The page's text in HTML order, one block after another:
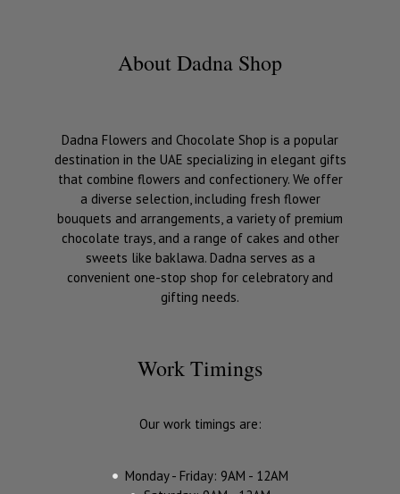
About Dadna Shop
Dadna Flowers and Chocolate Shop is a popular
destination in the UAE specializing in elegant gifts
that combine flowers and confectionery. We offer
a diverse selection, including fresh flower
bouquets and arrangements, a variety of premium
chocolate trays, and a range of cakes and other
sweets like baklawa. Dadna serves as a
convenient one-stop shop for celebratory and
gifting needs.
Work Timings
Our work timings are:
Monday - Friday: 9AM - 12AM